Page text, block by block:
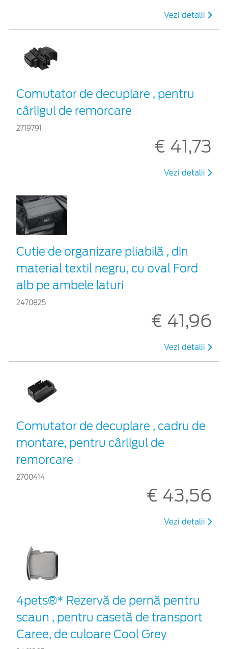
Vezi detalii
Comutator de decuplare , pentru
cârligul de remorcare
2719791
€ 41,73
Vezi detalii
Cutie de organizare pliabilă , din
material textil negru, cu oval Ford
alb pe ambele laturi
2470825
€ 41,96
Vezi detalii
Comutator de decuplare , cadru de
montare, pentru cârligul de
remorcare
2700414
€ 43,56
Vezi detalii
4pets®* Rezervă de pernă pentru
scaun , pentru casetă de transport
Caree, de culoare Cool Grey